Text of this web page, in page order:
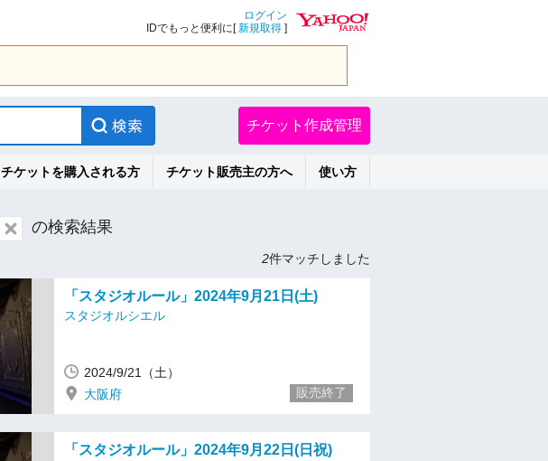
ログイン
IDでもっと便利に[新規取得 ]
チケット作成管理
チケットを購入される方 チケット販売主の方へ 使い方
の検索結果
2件マッチしました
「スタジオルール」2024年9月21日(土)
スタジオルシエル
2024/9/21（土）
大阪府
販売終了
「スタジオルール」2024年9月22日(日祝)